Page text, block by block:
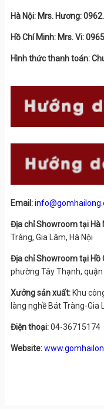
Hà Nội: Mrs. Hương:
Hồ Chí Minh: Mrs. Vi:
Hình thức thanh toán:
Email:
Địa chỉ Showroom tại Hà
Tràng, Gia Lâm, Hà Nội
Địa chỉ Showroom tại Hồ
phường Tây Thạnh, quận
Xưởng sản xuất:Khu
làng nghề Bát Tràng-Gia
Điện thoại:04-36715174
Website: